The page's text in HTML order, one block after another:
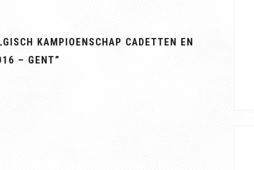
KAMPIOENSCHAP CADETTEN EN
– GENT”